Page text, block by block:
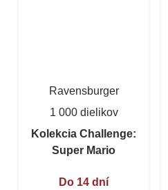
Ravensburger
1 000 dielikov
Kolekcia Challenge:
Super Mario
Do 14 dní